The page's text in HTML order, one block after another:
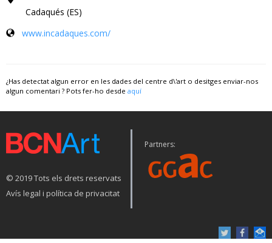
Cadaqués (ES)
www.incadaques.com/
¿Has detectat algun error en les dades del centre d\'art o desitges enviar-nos
algun comentari ? Pots fer-ho desde aquí
© 2019 Tots els drets reservats
Avís legal i política de privacitat
Partners: